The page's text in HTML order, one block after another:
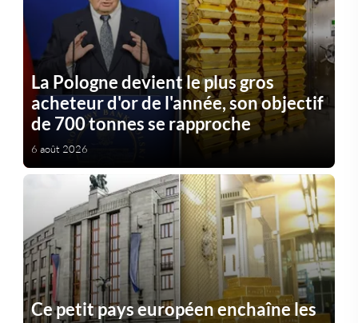
La Pologne devient le plus gros
acheteur d'or de l'année, son objectif
de 700 tonnes se rapproche
6 août 2026
Ce petit pays européen enchaîne les